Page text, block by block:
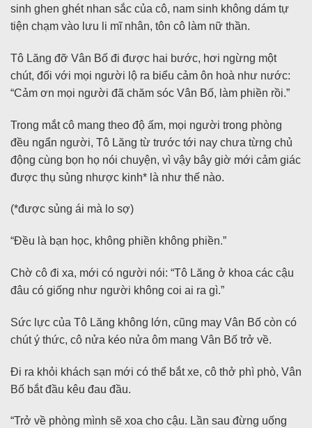
sinh ghen ghét nhan sắc của cô, nam sinh không dám tự
tiện chạm vào lưu li mĩ nhân, tôn cô làm nữ thần.
Tô Lăng đỡ Vân Bố đi được hai bước, hơi ngừng một
chút, đối với mọi người lộ ra biểu cảm ôn hoà như nước:
“Cảm ơn mọi người đã chăm sóc Vân Bố, làm phiền rồi.”
Trong mắt cô mang theo độ ấm, mọi người trong phòng
đều ngẩn người, Tô Lăng từ trước tới nay chưa từng chủ
động cùng bọn họ nói chuyện, vì vậy bây giờ mới cảm giác
được thụ sủng nhược kinh* là như thế nào.
(*được sủng ái mà lo sợ)
“Đều là bạn học, không phiền không phiền.”
Chờ cô đi xa, mới có người nói: “Tô Lăng ở khoa các cậu
đâu có giống như người không coi ai ra gì.”
Sức lực của Tô Lăng không lớn, cũng may Vân Bố còn có
chút ý thức, cô nửa kéo nửa ôm mang Vân Bố trở về.
Đi ra khỏi khách sạn mới có thể bắt xe, cô thở phì phò, Vân
Bố bắt đầu kêu đau đầu.
“Trở về phòng mình sẽ xoa cho cậu. Lần sau đừng uống